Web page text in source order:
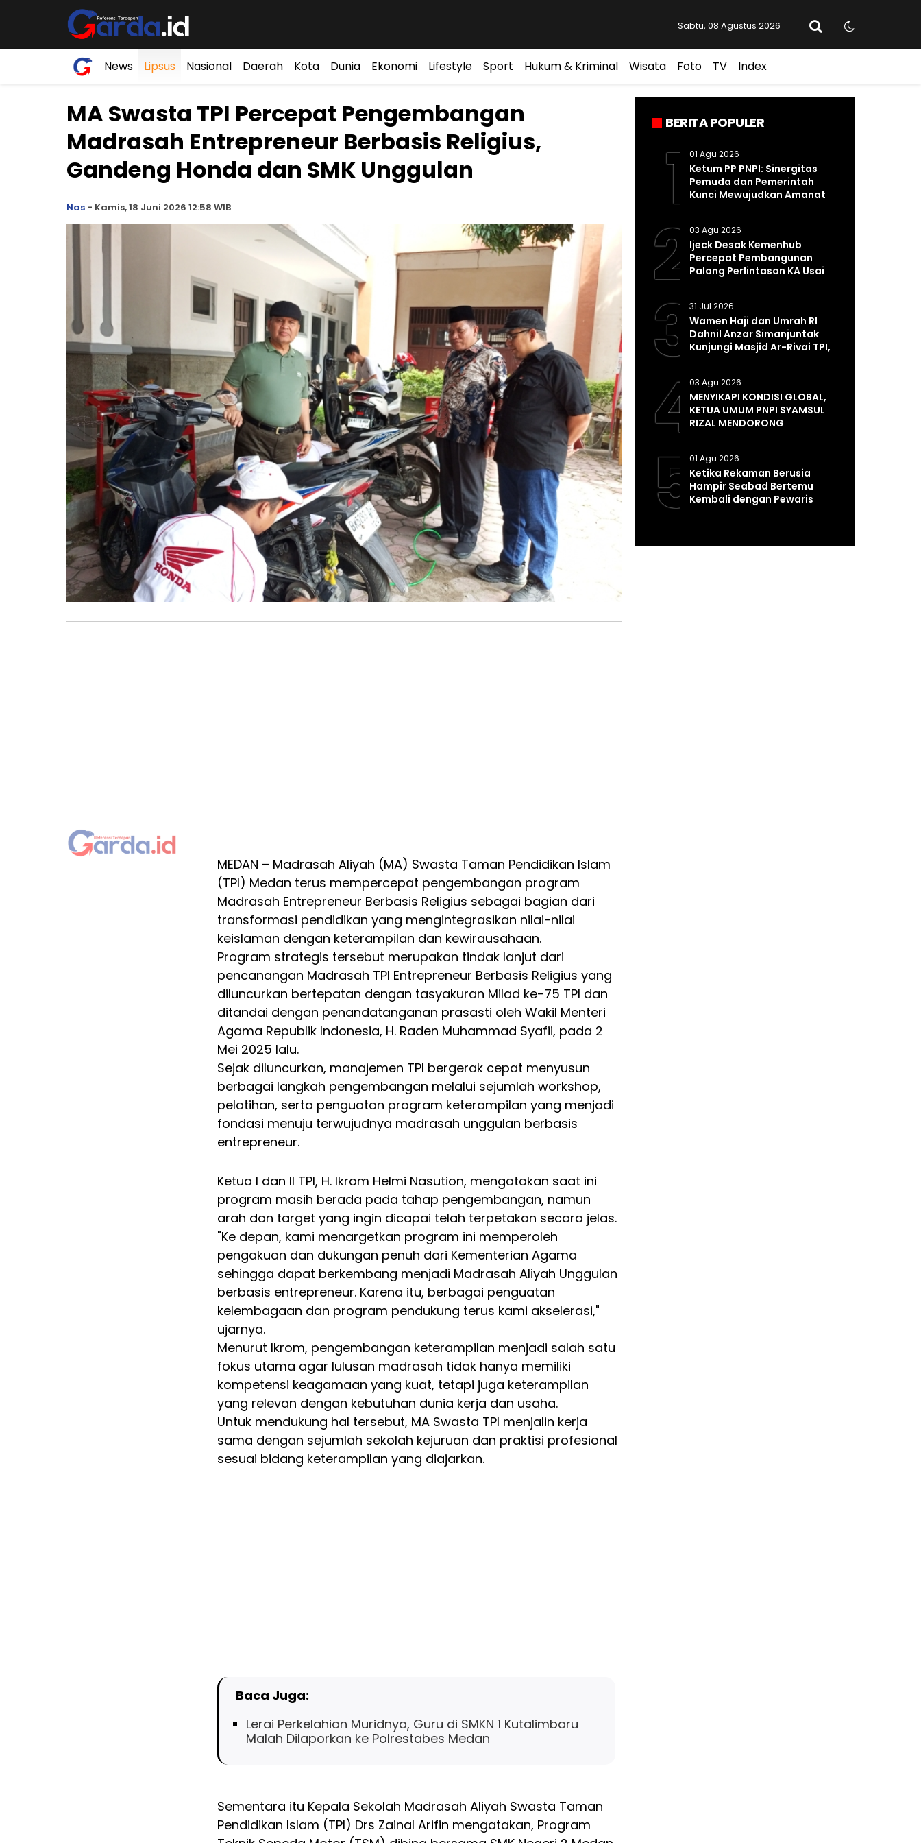
Sabtu, 08 Agustus 2026
News Lipsus Nasional Daerah Kota Dunia Ekonomi Lifestyle Sport Hukum & Kriminal Wisata Foto TV Index
MA Swasta TPI Percepat Pengembangan
Madrasah Entrepreneur Berbasis Religius,
Gandeng Honda dan SMK Unggulan
Nas - Kamis, 18 Juni 2026 12:58 WIB
MEDAN – Madrasah Aliyah (MA) Swasta Taman Pendidikan Islam
(TPI) Medan terus mempercepat pengembangan program
Madrasah Entrepreneur Berbasis Religius sebagai bagian dari
transformasi pendidikan yang mengintegrasikan nilai-nilai
keislaman dengan keterampilan dan kewirausahaan.
Program strategis tersebut merupakan tindak lanjut dari
pencanangan Madrasah TPI Entrepreneur Berbasis Religius yang
diluncurkan bertepatan dengan tasyakuran Milad ke-75 TPI dan
ditandai dengan penandatanganan prasasti oleh Wakil Menteri
Agama Republik Indonesia, H. Raden Muhammad Syafii, pada 2
Mei 2025 lalu.
Sejak diluncurkan, manajemen TPI bergerak cepat menyusun
berbagai langkah pengembangan melalui sejumlah workshop,
pelatihan, serta penguatan program keterampilan yang menjadi
fondasi menuju terwujudnya madrasah unggulan berbasis
entrepreneur.
Ketua I dan II TPI, H. Ikrom Helmi Nasution, mengatakan saat ini
program masih berada pada tahap pengembangan, namun
arah dan target yang ingin dicapai telah terpetakan secara jelas.
"Ke depan, kami menargetkan program ini memperoleh
pengakuan dan dukungan penuh dari Kementerian Agama
sehingga dapat berkembang menjadi Madrasah Aliyah Unggulan
berbasis entrepreneur. Karena itu, berbagai penguatan
kelembagaan dan program pendukung terus kami akselerasi,"
ujarnya.
Menurut Ikrom, pengembangan keterampilan menjadi salah satu
fokus utama agar lulusan madrasah tidak hanya memiliki
kompetensi keagamaan yang kuat, tetapi juga keterampilan
yang relevan dengan kebutuhan dunia kerja dan usaha.
Untuk mendukung hal tersebut, MA Swasta TPI menjalin kerja
sama dengan sejumlah sekolah kejuruan dan praktisi profesional
sesuai bidang keterampilan yang diajarkan.
Baca Juga:
Lerai Perkelahian Muridnya, Guru di SMKN 1 Kutalimbaru
Malah Dilaporkan ke Polrestabes Medan
Sementara itu Kepala Sekolah Madrasah Aliyah Swasta Taman
Pendidikan Islam (TPI) Drs Zainal Arifin mengatakan, Program
BERITA POPULER
101 Agu 2026
Ketum PP PNPI: Sinergitas
Pemuda dan Pemerintah
Kunci Mewujudkan Amanat
203 Agu 2026
Ijeck Desak Kemenhub
Percepat Pembangunan
Palang Perlintasan KA Usai
331 Jul 2026
Wamen Haji dan Umrah RI
Dahnil Anzar Simanjuntak
Kunjungi Masjid Ar-Rivai TPI,
403 Agu 2026
MENYIKAPI KONDISI GLOBAL,
KETUA UMUM PNPI SYAMSUL
RIZAL MENDORONG
INTELIJEN NEGARA
501 Agu 2026
Ketika Rekaman Berusia
Hampir Seabad Bertemu
Kembali dengan Pewaris